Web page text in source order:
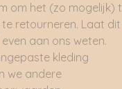
om het (zo mogelijk)
te retourneren. Laat dit
even aan ons weten.
kleding
we andere